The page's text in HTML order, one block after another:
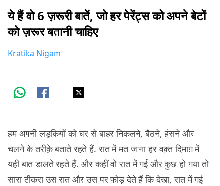
ये हैं वो 6 ज़रूरी बातें, जो हर पेरेंट्स को अपने बेटों
को ज़रूर बतानी चाहिए
Kratika Nigam
हम अपनी लड़कियों को घर से बाहर निकलने, बैठने, हंसने और
चलने के तरीक़े बताते रहते हैं. रात में मत जाना हर वक़्त दिमाग़ में
यही बात डालते रहते हैं. और कहीं वो रात में गई और कुछ हो गया तो
सारा ठीकरा उस रात और उस पर फोड़ देते हैं कि देखा, रात में गई